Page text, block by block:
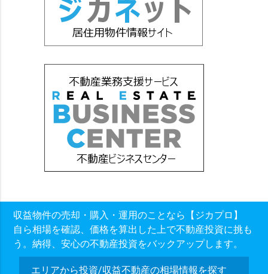
収益物件の売却・購入・運用のことなら【ジカプロ】
自ら相場を確認、価格を算出した上で不動産投資に挑も
う。納得、安心の不動産投資をバックアップします。
エリアから投資/収益不動産の相場情報を探す